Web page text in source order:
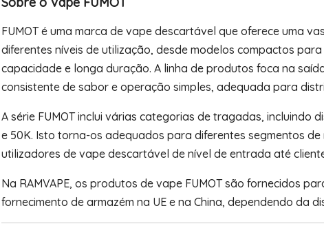
FUMOT é uma marca de vape descartável que oferece uma
diferentes níveis de utilização, desde modelos compactos
capacidade e longa duração. A linha de produtos foca na
consistente de sabor e operação simples, adequada para
A série FUMOT inclui várias categorias de tragadas, incluindo
e 50K. Isto torna-os adequados para diferentes segmentos
utilizadores de vape descartável de nível de entrada até
Na RAMVAPE, os produtos de vape FUMOT são fornecidos
fornecimento de armazém na UE e na China, dependendo da